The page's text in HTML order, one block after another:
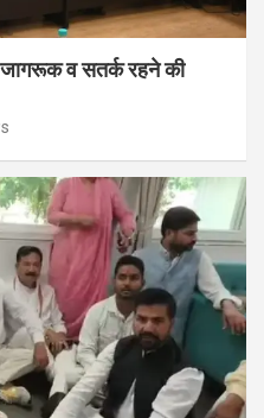
व सतर्क रहने की